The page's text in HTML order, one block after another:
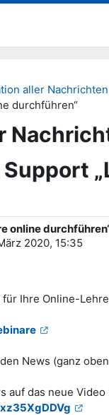
aller
durchführen“
online
2020, 15:35
Ihre Online-
News (ganz
auf das neue Video